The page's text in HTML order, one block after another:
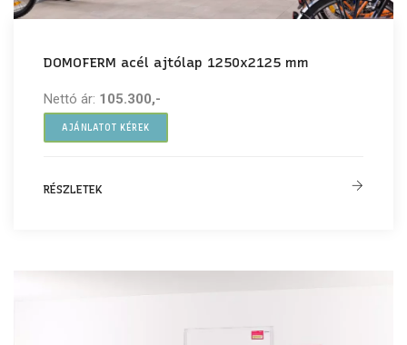
DOMOFERM acél ajtólap 1250x2125 mm
Nettó ár: 105.300,-
AJÁNLATOT KÉREK
RÉSZLETEK